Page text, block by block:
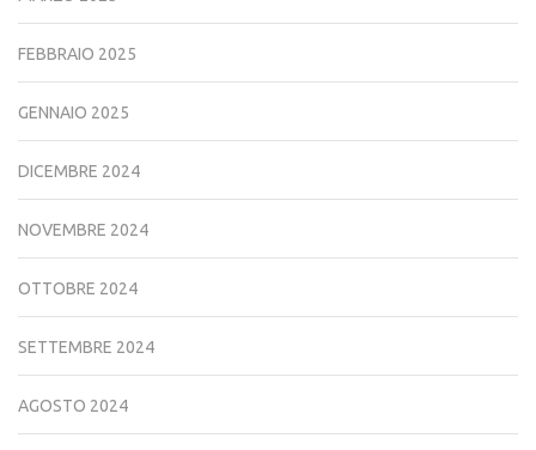
FEBBRAIO 2025
GENNAIO 2025
DICEMBRE 2024
NOVEMBRE 2024
OTTOBRE 2024
SETTEMBRE 2024
AGOSTO 2024